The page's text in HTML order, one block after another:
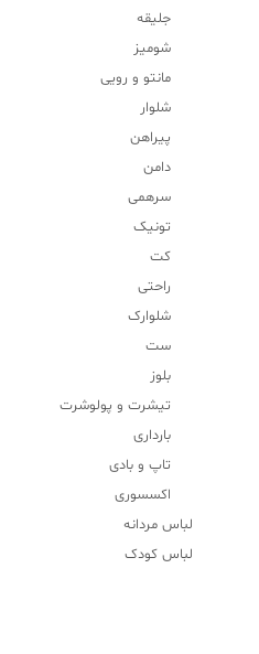
جلیقه
شومیز
مانتو و رویی
شلوار
پیراهن
دامن
سرهمی
تونیک
کت
راحتی
شلوارک
ست
بلوز
تیشرت و پولوشرت
بارداری
تاپ و بادی
اکسسوری
لباس مردانه
لباس کودک